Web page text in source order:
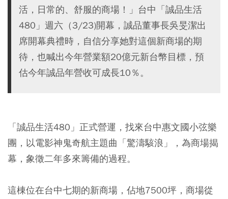
活，日常的、舒服的商場！」台中「誠品生活
480」週六（3/23)開幕，誠品董事長吳旻潔出
席開幕典禮時，自信分享她對這個新商場的期
待，也喊出今年營業額20億元新台幣目標，預
估今年誠品年營收可成長10％。
「誠品生活480」正式營運，找來台中惠文國小弦樂
團，以電影神鬼奇航主題曲「驚濤駭浪」，為商場揭
幕，象徵二年多來籌備的過程。
這棟位在台中七期的新商場，佔地7500坪，商場從